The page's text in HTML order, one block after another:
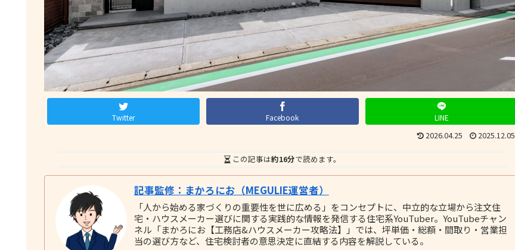
Twitter Facebook LINE
2026.04.25 2025.12.05
この記事は約16分で読めます。
記事監修：まかろにお（MEGULIE運営者）
「人から始める家づくりの重要性を世に広める」をコンセプトに、中立的な立場から注文住
宅・ハウスメーカー選びに関する実践的な情報を発信する住宅系YouTuber。YouTubeチャン
ネル「まかろにお【工務店&ハウスメーカー攻略法】」では、坪単価・総額・間取り・営業担
当の選び方など、住宅検討者の意思決定に直結する内容を解説している。